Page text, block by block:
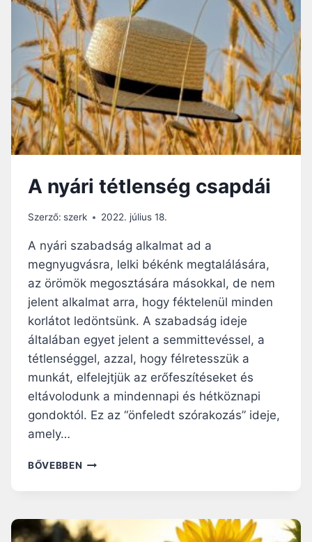
B
E
N
C
É
S
Ú
T
M
U
T
T
A
I
Á
S
H
O
A nyári tétlenség csapdái
Szerző: szerk 2022. július 18.
A nyári szabadság alkalmat ad a
megnyugvásra, lelki békénk megtalálására,
az örömök megosztására másokkal, de nem
jelent alkalmat arra, hogy féktelenül minden
korlátot ledöntsünk. A szabadság ideje
általában egyet jelent a semmittevéssel, a
tétlenséggel, azzal, hogy félretesszük a
munkát, elfelejtjük az erőfeszítéseket és
eltávolodunk a mindennapi és hétköznapi
gondoktól. Ez az “önfeledt szórakozás” ideje,
amely…
BŐVEBBEN A
R
I